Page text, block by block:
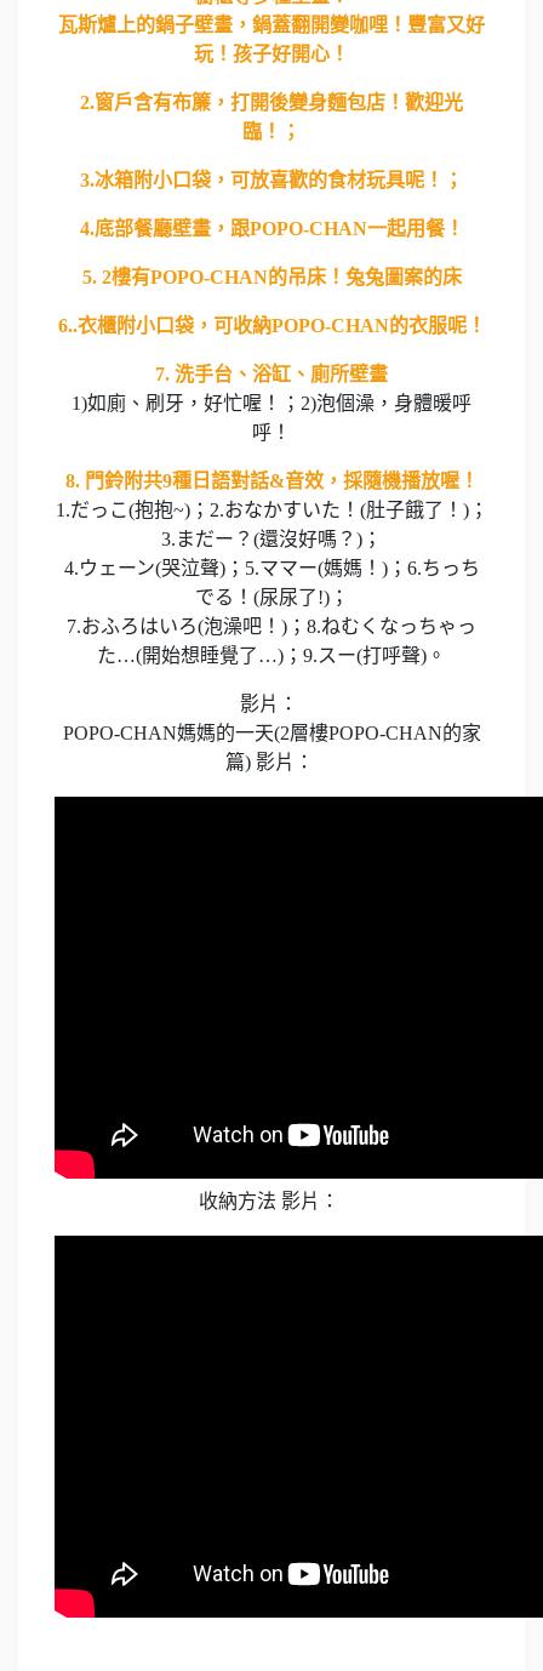
瓦斯爐上的鍋子壁畫，鍋蓋翻開變咖哩！豐富又好
玩！孩子好開心！
2.窗戶含有布簾，打開後變身麵包店！歡迎光
臨！；
3.冰箱附小口袋，可放喜歡的食材玩具呢！；
4.底部餐廳壁畫，跟POPO-CHAN一起用餐！
5. 2樓有POPO-CHAN的吊床！兔兔圖案的床
6..衣櫃附小口袋，可收納POPO-CHAN的衣服呢！
7. 洗手台、浴缸、廁所壁畫
1)如廁、刷牙，好忙喔！；2)泡個澡，身體暖呼
呼！
8. 門鈴附共9種日語對話&音效，採隨機播放喔！
1.だっこ(抱抱~)；2.おなかすいた！(肚子餓了！)；
3.まだー？(還沒好嗎？)；
4.ウェーン(哭泣聲)；5.ママー(媽媽！)；6.ちっち
でる！(尿尿了!)；
7.おふろはいろ(泡澡吧！)；8.ねむくなっちゃっ
た…(開始想睡覺了…)；9.スー(打呼聲)。
影片：
POPO-CHAN媽媽的一天(2層樓POPO-CHAN的家
篇) 影片：
收納方法 影片：